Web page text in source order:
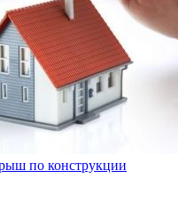
по конструкции